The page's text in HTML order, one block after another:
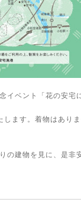
イベント「花の安
ます。着物はあり
の建物を見に、是非